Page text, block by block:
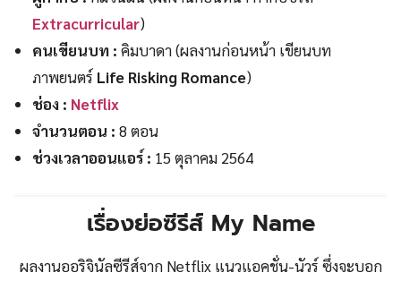
Extracurricular)
คนเขียนบท :คิมบาดา (ผลงานก่อนหน้า เขียนบท
ภาพยนตร์ Life Risking Romance)
ช่อง : Netflix
จำนวนตอน : 8 ตอน
ช่วงเวลาออนแอร์ : 15 ตุลาคม 2564
เรื่องย่อซีรีส์ My Name
ผลงานออริจินัลซีรีส์จาก Netflix แนวแอคชั่น-นัวร์ ซึ่งจะบอก